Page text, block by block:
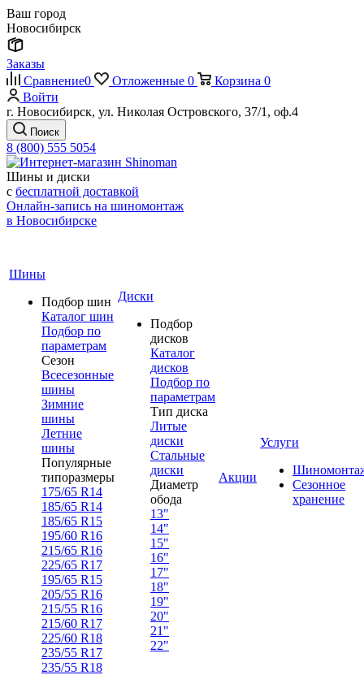
Ваш город
Новосибирск
Заказы
Сравнение0 Отложенные 0 Корзина 0
Войти
г. Новосибирск, ул. Николая Островского, 37/1, оф.4
Поиск
8 (800) 555 5054
Шины и диски
с бесплатной доставкой
Онлайн-запись на шиномонтаж
в Новосибирске
Шины
Подбор шин
Каталог шин
Подбор по
параметрам
Сезон
Всесезонные
шины
Зимние
шины
Летние
шины
Популярные
типоразмеры
175/65 R14
185/65 R14
185/65 R15
195/60 R16
215/65 R16
225/65 R17
195/65 R15
205/55 R16
215/55 R16
215/60 R17
225/60 R18
235/55 R17
235/55 R18
Диски
Подбор
дисков
Каталог
дисков
Подбор по
параметрам
Тип диска
Литые
диски
Стальные
диски
Диаметр
обода
13"
14"
15"
16"
17"
18"
19"
20"
21"
22"
Акции
Услуги
Сезонное
хранение